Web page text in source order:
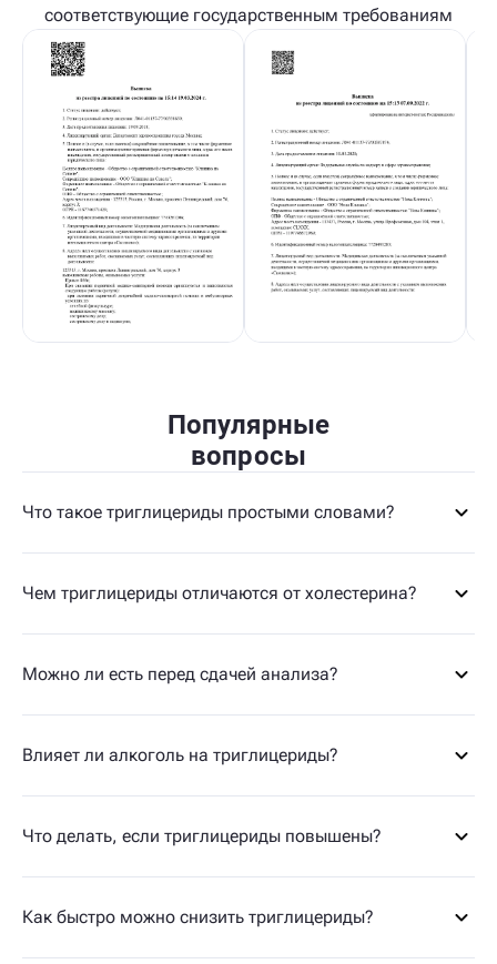
соответствующие государственным требованиям
Популярные
вопросы
Что такое триглицериды простыми словами?
Чем триглицериды отличаются от холестерина?
Можно ли есть перед сдачей анализа?
Влияет ли алкоголь на триглицериды?
Что делать, если триглицериды повышены?
Как быстро можно снизить триглицериды?